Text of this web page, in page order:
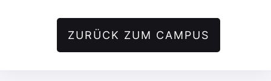
ZURÜCK ZUM CAMPUS